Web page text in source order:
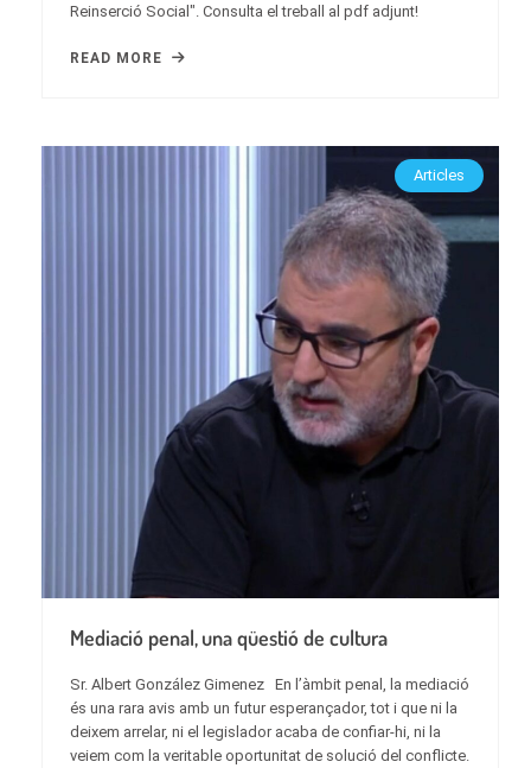
Reinserció Social". Consulta el treball al pdf adjunt!
READ MORE
Articles
Mediació penal, una qüestió de cultura
Sr. Albert González Gimenez En l’àmbit penal, la mediació
és una rara avis amb un futur esperançador, tot i que ni la
deixem arrelar, ni el legislador acaba de confiar-hi, ni la
veiem com la veritable oportunitat de solució del conflicte.